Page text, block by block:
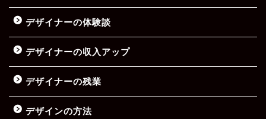
デザイナーの体験談
デザイナーの収入アップ
デザイナーの残業
デザインの方法